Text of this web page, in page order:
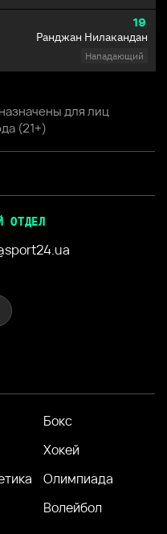
19
Ранджан Нилакандан
Нападающий
для лиц
(21+)
ОТДЕЛ
Бокс
Хокей
Олимпиада
Волейбол